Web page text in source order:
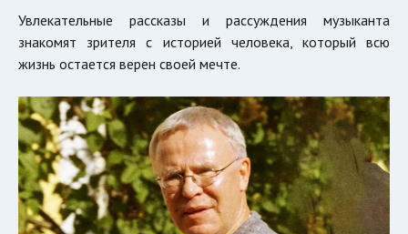
Увлекательные рассказы и рассуждения музыканта
знакомят зрителя с историей человека, который всю
жизнь остается верен своей мечте.